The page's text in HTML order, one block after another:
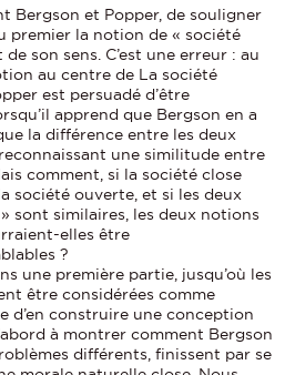
Bergson et Popper, de souligner
premier la notion de « société
son sens. C’est une erreur : au
au centre de La société
est persuadé d’être
apprend que Bergson en a
la différence entre les deux
une similitude entre
comment, si la société close
société ouverte, et si les deux
sont similaires, les deux notions
elles être
?
une première partie, jusqu’où les
être considérées comme
d’en construire une conception
à montrer comment Bergson
différents, finissent par se